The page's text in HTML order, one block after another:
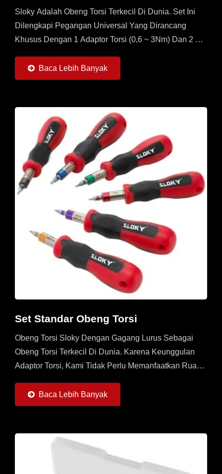
Sloky Adalah Obeng Torsi Terkecil Di Dunia. Set Ini
Dilengkapi Pegangan Universal Yang Dirancang
Khusus Dengan 1 Adaptor Torsi (0,6 ~ 3Nm) Dan 2 Bit
Dan Hex)...Baca Lebih Banyak
Set Standar Obeng Torsi
Obeng Torsi Sloky Dengan Gagang Lurus Sebagai
Obeng Torsi Terkecil Di Dunia. Karena Keunggulan
Adaptor Torsi, Kami Tidak Perlu Memanfaatkan Ruang
1/4" (6,35H)...Baca Lebih Banyak